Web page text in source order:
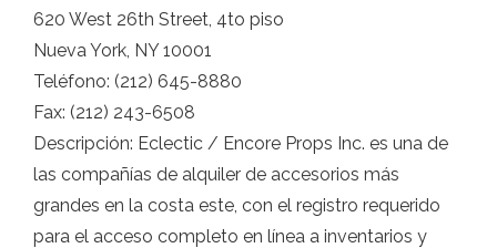
620 West 26th Street, 4to piso
Nueva York, NY 10001
Teléfono: (212) 645-8880
Fax: (212) 243-6508
Descripción: Eclectic / Encore Props Inc. es una de
las compañías de alquiler de accesorios más
grandes en la costa este, con el registro requerido
para el acceso completo en línea a inventarios y